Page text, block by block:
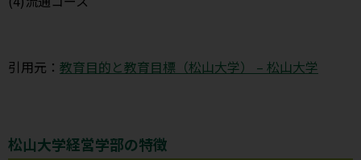
引用元： 教育目的と教育目標（松山大学） – 松山大学
松山大学経営学部の特徴